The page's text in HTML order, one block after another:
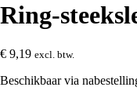
Ring-
€ 9,19 excl. btw.
Beschikbaar via